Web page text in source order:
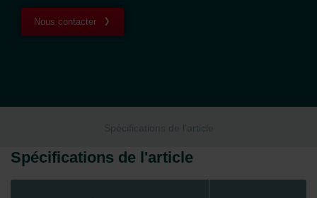
Nous contacter
Spécifications de l'article
Spécifications de l'article